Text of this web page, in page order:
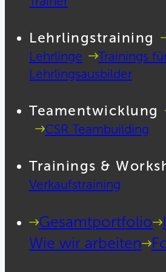
Lehrlingstraining
Lehrlinge
Trainings
Lehrlingsausbilder
Teamentwicklung
CSR Teambuilding
Trainings &
Verkaufstraining
Gesamtportfolio
Wie wir arbeiten